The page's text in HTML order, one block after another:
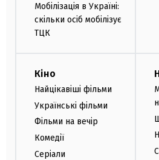
Мобілізація в Україні:
скільки осіб мобілізує
ТЦК
Кіно
Найцікавіші фільми
Українські фільми
Фільми на вечір
Комедії
Серіали